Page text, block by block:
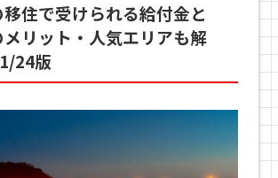
住で受けられる給付金と
リット・人気エリアも解
24版